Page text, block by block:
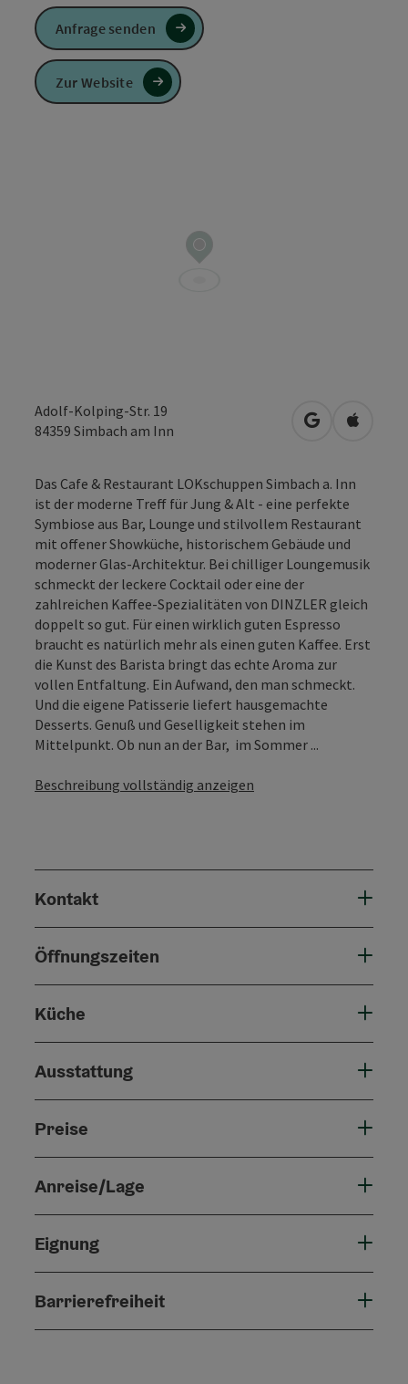
Adolf-Kolping-Str. 19
84359 Simbach am Inn in Google
in
Das Cafe & Restaurant LOKschuppen Simbach a. Inn
ist der moderne Treff für Jung & Alt - eine perfekte
Symbiose aus Bar, Lounge und stilvollem Restaurant
mit offener Showküche, historischem Gebäude und
moderner Glas-Architektur. Bei chilliger Loungemusik
schmeckt der leckere Cocktail oder eine der
zahlreichen Kaffee-Spezialitäten von DINZLER gleich
doppelt so gut. Für einen wirklich guten Espresso
braucht es natürlich mehr als einen guten Kaffee. Erst
die Kunst des Barista bringt das echte Aroma zur
vollen Entfaltung. Ein Aufwand, den man schmeckt.
Und die eigene Patisserie liefert hausgemachte
Desserts. Genuß und Geselligkeit stehen im
Mittelpunkt. Ob nun an der Bar, im Sommer ...
Beschreibung vollständig anzeigen
Kontakt
Öffnungszeiten
Küche
Ausstattung
Preise
Anreise/Lage
Eignung
Barrierefreiheit
Anfrage senden
Zur Website